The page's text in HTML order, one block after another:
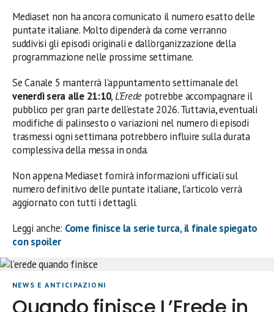
Mediaset non ha ancora comunicato il numero esatto delle
puntate italiane. Molto dipenderà da come verranno
suddivisi gli episodi originali e dall’organizzazione della
programmazione nelle prossime settimane.
Se Canale 5 manterrà l’appuntamento settimanale del
venerdì sera alle 21:10,L’Erede potrebbe accompagnare il
pubblico per gran parte dell’estate 2026. Tuttavia, eventuali
modifiche di palinsesto o variazioni nel numero di episodi
trasmessi ogni settimana potrebbero influire sulla durata
complessiva della messa in onda.
Non appena Mediaset fornirà informazioni ufficiali sul
numero definitivo delle puntate italiane, l’articolo verrà
aggiornato con tutti i dettagli.
Leggi anche: Come finisce la serie turca, il finale spiegato
con spoiler
NEWS E ANTICIPAZIONI